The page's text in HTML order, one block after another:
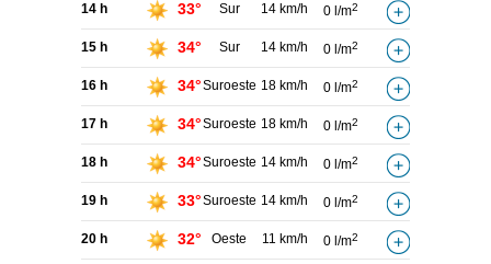
14 h 33° Sur 14 km/h 0 l/m2
15 h 34° Sur 14 km/h 0 l/m2
16 h 34°Suroeste 18 km/h 0 l/m2
17 h 34°Suroeste 18 km/h 0 l/m2
18 h 34°Suroeste 14 km/h 0 l/m2
19 h 33°Suroeste 14 km/h 0 l/m2
20 h 32° Oeste 11 km/h 0 l/m2